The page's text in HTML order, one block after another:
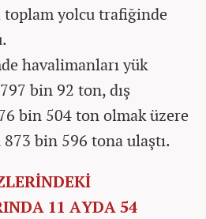
yolcu trafiğinde
havalimanları yük
bin 92 ton, dış
bin 504 ton olmak üzere
bin 596 tona ulaştı.
11 AYDA 54